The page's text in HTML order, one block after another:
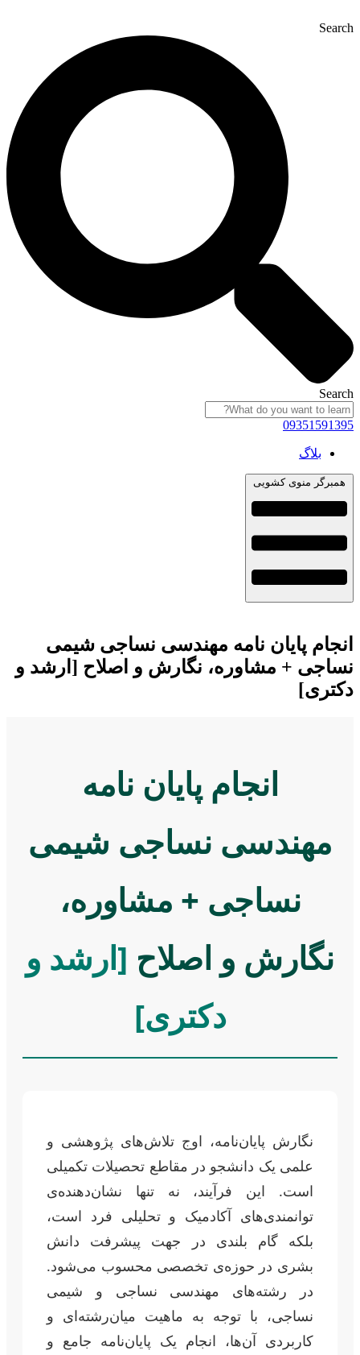
Search
Search
09351591395
بلاگ
همبرگر منوی کشویی
انجام پایان نامه مهندسی نساجی شیمی
نساجی + مشاوره، نگارش و اصلاح [ارشد و
دکتری]
انجام پایان نامه
مهندسی نساجی شیمی
نساجی + مشاوره،
نگارش و اصلاح [ارشد و
دکتری]
نگارش پایان‌نامه، اوج تلاش‌های پژوهشی و
علمی یک دانشجو در مقاطع تحصیلات تکمیلی
است. این فرآیند، نه تنها نشان‌دهنده‌ی
توانمندی‌های آکادمیک و تحلیلی فرد است،
بلکه گام بلندی در جهت پیشرفت دانش
بشری در حوزه‌ی تخصصی محسوب می‌شود.
در رشته‌های مهندسی نساجی و شیمی
نساجی، با توجه به ماهیت میان‌رشته‌ای و
کاربردی آن‌ها، انجام یک پایان‌نامه جامع و